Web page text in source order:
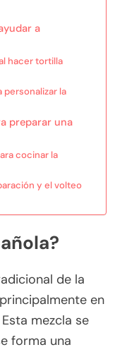
a
hacer tortilla
la
preparar una
cocinar la
y el volteo
de la
en
mezcla se
forma una